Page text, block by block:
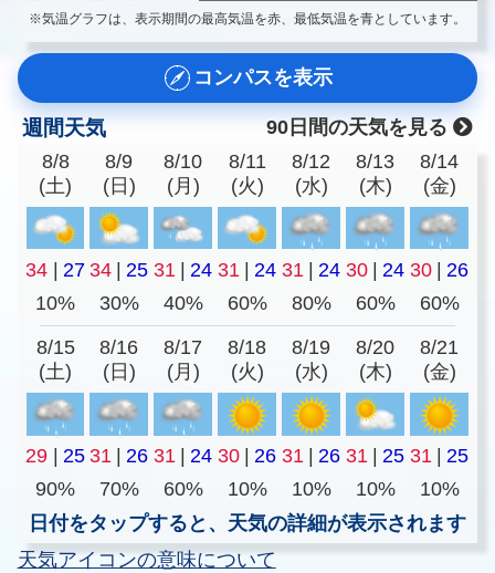
※気温グラフは、表示期間の最高気温を赤、最低気温を青としています。
コンパスを表示
週間天気
90日間の天気を見る
8/8
(土)
8/9
(日)
8/10
(月)
8/11
(火)
8/12
(水)
8/13
(木)
8/14
(金)
34 27 34 25 31 24 31 24 31 24 30 24 30
26
10%
30% 40% 60% 80% 60% 60%
8/15
(土)
8/16
(日)
8/17
(月)
8/18
(火)
8/19
(水)
8/20
(木)
8/21
(金)
29 25 31 26 31 24 30 26 31 26 31 25 31
25
90%
70% 60% 10% 10% 10%
10%
日付をタップすると、天気の詳細が表示されます
天気アイコンの意味について